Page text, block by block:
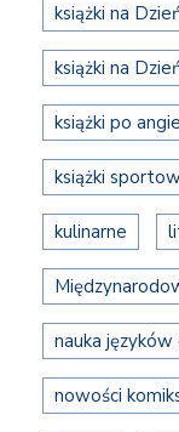
książki na
książki na
książki po
książki
kulinarne
nauka języków
nowości